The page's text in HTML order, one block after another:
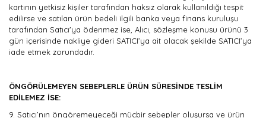
kartının yetkisiz kişiler tarafından haksız olarak kullanıldığı tespit
edilirse ve satılan ürün bedeli ilgili banka veya finans kuruluşu
tarafından Satıcı'ya ödenmez ise, Alıcı, sözleşme konusu ürünü 3
gün içerisinde nakliye gideri SATICI’ya ait olacak şekilde SATICI’ya
iade etmek zorundadır.
ÖNGÖRÜLEMEYEN SEBEPLERLE ÜRÜN SÜRESİNDE TESLİM
EDİLEMEZ İSE:
9. Satıcı’nın öngöremeyeceği mücbir sebepler oluşursa ve ürün